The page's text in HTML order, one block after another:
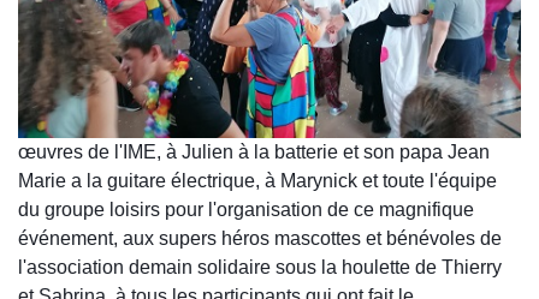
œuvres de l'IME, à Julien à la batterie et son papa Jean
Marie a la guitare électrique, à Marynick et toute l'équipe
du groupe loisirs pour l'organisation de ce magnifique
événement, aux supers héros mascottes et bénévoles de
l'association demain solidaire sous la houlette de Thierry